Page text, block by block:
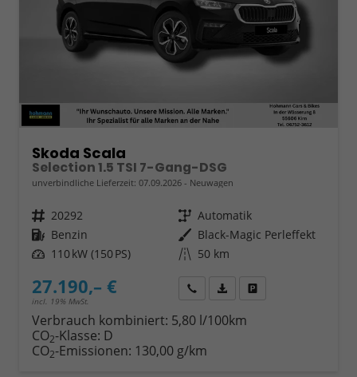
Skoda Scala
Selection 1.5 TSI 7-Gang-DSG
unverbindliche Lieferzeit: 07.09.2026 Neuwagen
Fahrzeugnr. 20292 Getriebe Automatik
Kraftstoff Benzin Außenfarbe Black-Magic Perleffekt
Leistung 110 kW (150 PS) Kilometerstand 50 km
27.190,– €
incl. 19% MwSt.
Wir rufen Sie anFahrzeugexposé (PDF)
Verbrauch kombiniert: 5,80 l/100km
CO2-Klasse: D
CO2-Emissionen: 130,00 g/km